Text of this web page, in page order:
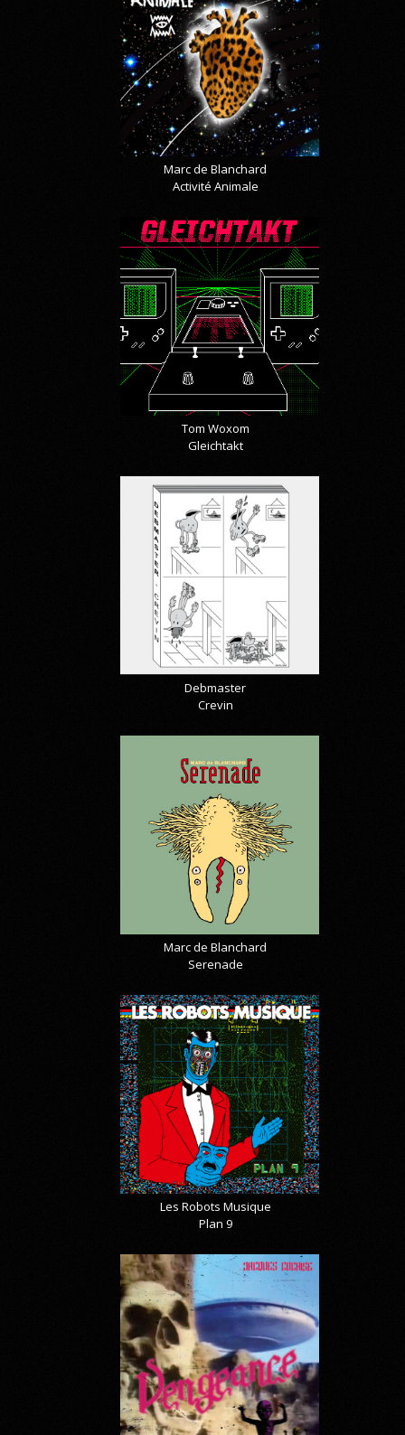
Marc de Blanchard
Activité Animale
Tom Woxom
Gleichtakt
Debmaster
Crevin
Marc de Blanchard
Serenade
Les Robots Musique
Plan 9